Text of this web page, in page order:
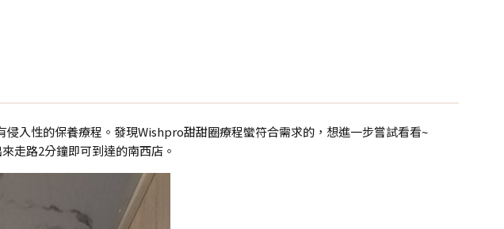
入性的保養療程。發現Wishpro甜甜圈療程蠻符合需求的，想進一步嘗試看看~
走路2分鐘即可到達的南西店。